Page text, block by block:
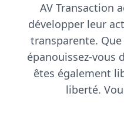
AV Transaction
développer leur
transparente.
épanouissez-vous
êtes également
liberté.